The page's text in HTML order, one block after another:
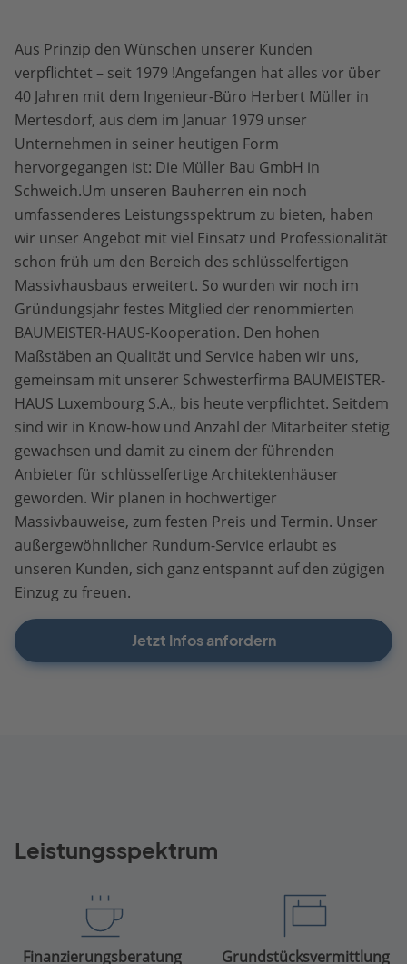
Aus Prinzip den Wünschen unserer Kunden
verpflichtet – seit 1979 !Angefangen hat alles vor über
40 Jahren mit dem Ingenieur-Büro Herbert Müller in
Mertesdorf, aus dem im Januar 1979 unser
Unternehmen in seiner heutigen Form
hervorgegangen ist: Die Müller Bau GmbH in
Schweich.Um unseren Bauherren ein noch
umfassenderes Leistungsspektrum zu bieten, haben
wir unser Angebot mit viel Einsatz und Professionalität
schon früh um den Bereich des schlüsselfertigen
Massivhausbaus erweitert. So wurden wir noch im
Gründungsjahr festes Mitglied der renommierten
BAUMEISTER-HAUS-Kooperation. Den hohen
Maßstäben an Qualität und Service haben wir uns,
gemeinsam mit unserer Schwesterfirma BAUMEISTER-
HAUS Luxembourg S.A., bis heute verpflichtet. Seitdem
sind wir in Know-how und Anzahl der Mitarbeiter stetig
gewachsen und damit zu einem der führenden
Anbieter für schlüsselfertige Architektenhäuser
geworden. Wir planen in hochwertiger
Massivbauweise, zum festen Preis und Termin. Unser
außergewöhnlicher Rundum-Service erlaubt es
unseren Kunden, sich ganz entspannt auf den zügigen
Einzug zu freuen.
Jetzt Infos anfordern
Leistungsspektrum
Finanzierungsberatung Grundstücksvermittlung